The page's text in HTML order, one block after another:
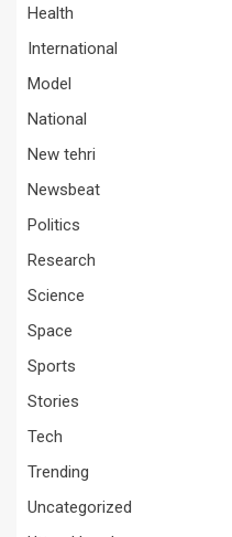
Health
International
Model
National
New tehri
Newsbeat
Politics
Research
Science
Space
Sports
Stories
Tech
Trending
Uncategorized